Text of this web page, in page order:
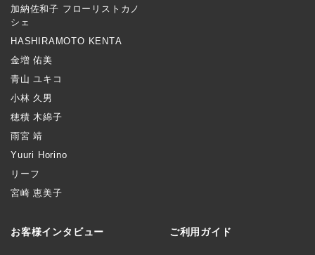
加納佐和子 フローリストカノ
シェ
HASHIRAMOTO KENTA
金増 佑美
青山 ユキコ
小林 久男
穂積 木綿子
雨宮 靖
Yuuri Horino
リーフ
宮崎 恵美子
お客様インタビュー ご利用ガイド